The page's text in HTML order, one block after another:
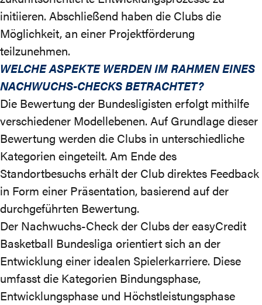
initiieren. Abschließend haben die Clubs die
Möglichkeit, an einer Projektförderung
teilzunehmen.
WELCHE ASPEKTE WERDENIM RAHMEN EINES
NACHWUCHS-CHECKS BETRACHTET?
Die Bewertung der Bundesligisten erfolgt mithilfe
verschiedener Modellebenen. Auf Grundlage dieser
Bewertung werden die Clubs in unterschiedliche
Kategorien eingeteilt. Am Ende des
Standortbesuchs erhält der Club direktes Feedback
in Form einer Präsentation, basierend auf der
durchgeführten Bewertung.
Der Nachwuchs-Check der Clubs der easyCredit
Basketball Bundesliga orientiert sich an der
Entwicklung einer idealen Spielerkarriere. Diese
umfasst die Kategorien Bindungsphase,
Entwicklungsphase und Höchstleistungsphase